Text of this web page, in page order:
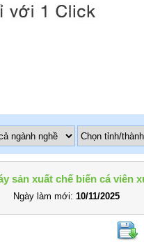
sản xuất chế biến cá viên
Ngày làm mới: 10/11/2025